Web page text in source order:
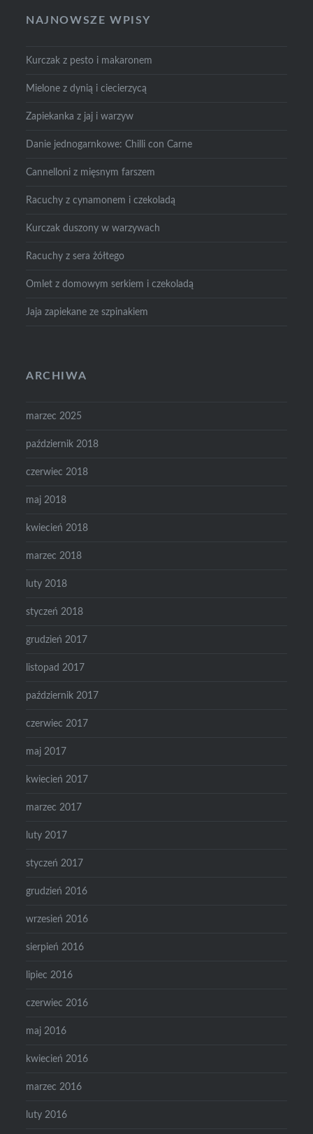
NAJNOWSZE WPISY
Kurczak z pesto i makaronem
Mielone z dynią i ciecierzycą
Zapiekanka z jaj i warzyw
Danie jednogarnkowe: Chilli con Carne
Cannelloni z mięsnym farszem
Racuchy z cynamonem i czekoladą
Kurczak duszony w warzywach
Racuchy z sera żółtego
Omlet z domowym serkiem i czekoladą
Jaja zapiekane ze szpinakiem
ARCHIWA
marzec 2025
październik 2018
czerwiec 2018
maj 2018
kwiecień 2018
marzec 2018
luty 2018
styczeń 2018
grudzień 2017
listopad 2017
październik 2017
czerwiec 2017
maj 2017
kwiecień 2017
marzec 2017
luty 2017
styczeń 2017
grudzień 2016
wrzesień 2016
sierpień 2016
lipiec 2016
czerwiec 2016
maj 2016
kwiecień 2016
marzec 2016
luty 2016